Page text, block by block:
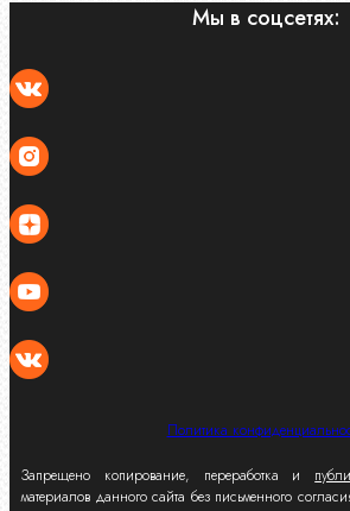
Мы в соцсетях:
Политика
Запрещено копирование, переработка и
материалов данного сайта без письменного